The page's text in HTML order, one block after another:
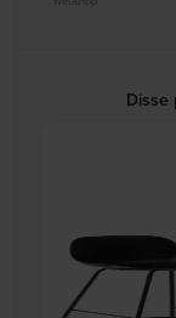
Disse